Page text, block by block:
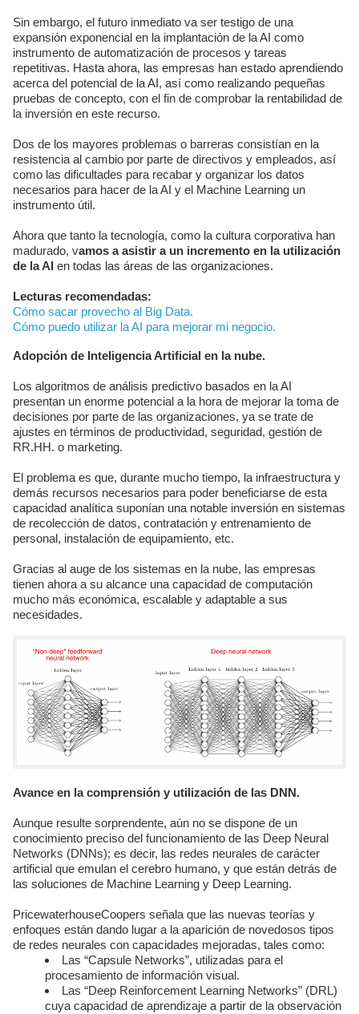
Sin embargo, el futuro inmediato va ser testigo de una
expansión exponencial en la implantación de la AI como
instrumento de automatización de procesos y tareas
repetitivas. Hasta ahora, las empresas han estado aprendiendo
acerca del potencial de la AI, así como realizando pequeñas
pruebas de concepto, con el fin de comprobar la rentabilidad de
la inversión en este recurso.
Dos de los mayores problemas o barreras consistían en la
resistencia al cambio por parte de directivos y empleados, así
como las dificultades para recabar y organizar los datos
necesarios para hacer de la AI y el Machine Learning un
instrumento útil.
Ahora que tanto la tecnología, como la cultura corporativa han
madurado, vamos a asistir a un incremento en la utilización
de la AI en todas las áreas de las organizaciones.
Lecturas recomendadas:
Cómo sacar provecho al Big Data.
Cómo puedo utilizar la AI para mejorar mi negocio.
Adopción de Inteligencia Artificial en la nube.
Los algoritmos de análisis predictivo basados en la AI
presentan un enorme potencial a la hora de mejorar la toma de
decisiones por parte de las organizaciones, ya se trate de
ajustes en términos de productividad, seguridad, gestión de
RR.HH. o marketing.
El problema es que, durante mucho tiempo, la infraestructura y
demás recursos necesarios para poder beneficiarse de esta
capacidad analítica suponían una notable inversión en sistemas
de recolección de datos, contratación y entrenamiento de
personal, instalación de equipamiento, etc.
Gracias al auge de los sistemas en la nube, las empresas
tienen ahora a su alcance una capacidad de computación
mucho más económica, escalable y adaptable a sus
necesidades.
Avance en la comprensión y utilización de las DNN.
Aunque resulte sorprendente, aún no se dispone de un
conocimiento preciso del funcionamiento de las Deep Neural
Networks (DNNs); es decir, las redes neurales de carácter
artificial que emulan el cerebro humano, y que están detrás de
las soluciones de Machine Learning y Deep Learning.
PricewaterhouseCoopers señala que las nuevas teorías y
enfoques están dando lugar a la aparición de novedosos tipos
de redes neurales con capacidades mejoradas, tales como:
Las “Capsule Networks”, utilizadas para el
procesamiento de información visual.
Las “Deep Reinforcement Learning Networks” (DRL)
cuya capacidad de aprendizaje a partir de la observación